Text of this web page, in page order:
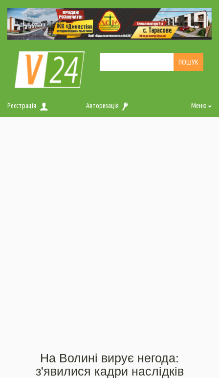
Реєстрація Авторизація Меню
На Волині вирує негода:
з'явилися кадри наслідків